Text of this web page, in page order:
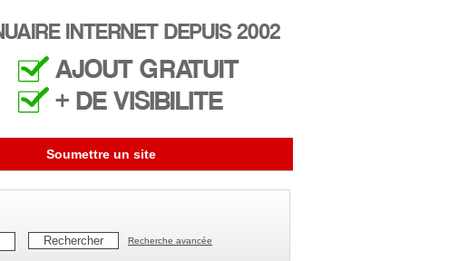
Soumettre un site
Recherche avancée